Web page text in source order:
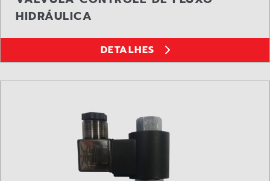
HIDRÁULICA
DETALHES